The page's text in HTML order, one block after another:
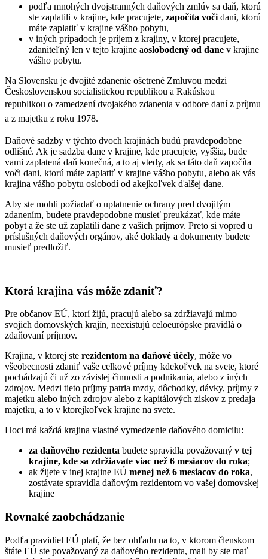
podľa mnohých dvojstranných daňových zmlúv sa daň, ktorú
ste zaplatili v krajine, kde pracujete, započíta voči dani, ktorú
máte zaplatiť v krajine vášho pobytu,
v iných prípadoch je príjem z krajiny, v ktorej pracujete,
zdaniteľný len v tejto krajine aoslobodený od dane v krajine
vášho pobytu.
Na Slovensku je dvojité zdanenie ošetrené Zmluvou medzi
Československou socialistickou republikou a Rakúskou
republikou o zamedzení dvojakého zdanenia v odbore daní z príjmu
a z majetku z roku 1978.
Daňové sadzby v týchto dvoch krajinách budú pravdepodobne
odlišné. Ak je sadzba dane v krajine, kde pracujete, vyššia, bude
vami zaplatená daň konečná, a to aj vtedy, ak sa táto daň započíta
voči dani, ktorú máte zaplatiť v krajine vášho pobytu, alebo ak vás
krajina vášho pobytu oslobodí od akejkoľvek ďalšej dane.
Aby ste mohli požiadať o uplatnenie ochrany pred dvojitým
zdanením, budete pravdepodobne musieť preukázať, kde máte
pobyt a že ste už zaplatili dane z vašich príjmov. Preto si vopred u
príslušných daňových orgánov, aké doklady a dokumenty budete
musieť predložiť.
Ktorá krajina vás môže zdaniť?
Pre občanov EÚ, ktorí žijú, pracujú alebo sa zdržiavajú mimo
svojich domovských krajín, neexistujú celoeurópske pravidlá o
zdaňovaní príjmov.
Krajina, v ktorej ste rezidentom na daňové účely, môže vo
všeobecnosti zdaniť vaše celkové príjmy kdekoľvek na svete, ktoré
pochádzajú či už zo závislej činnosti a podnikania, alebo z iných
zdrojov. Medzi tieto príjmy patria mzdy, dôchodky, dávky, príjmy z
majetku alebo iných zdrojov alebo z kapitálových ziskov z predaja
majetku, a to v ktorejkoľvek krajine na svete.
Hoci má každá krajina vlastné vymedzenie daňového domicilu:
za daňového rezidenta budete spravidla považovaný v tej
krajine, kde sa zdržiavate viac než 6 mesiacov do roka;
ak žijete v inej krajine EÚ menej než 6 mesiacov do roka,
zostávate spravidla daňovým rezidentom vo vašej domovskej
krajine
Rovnaké zaobchádzanie
Podľa pravidiel EÚ platí, že bez ohľadu na to, v ktorom členskom
štáte EÚ ste považovaný za daňového rezidenta, mali by ste mať